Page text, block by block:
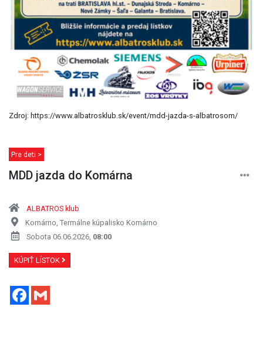
Zdroj: https://www.albatrosklub.sk/event/mdd-jazda-s-albatrosom/
Pre deti >
MDD jazda do Komárna
ALBATROS klub
Komárno, Termálne kúpalisko Komárno
Sobota 06.06.2026, 08:00
KÚPIŤ LÍSTOK
Facebook